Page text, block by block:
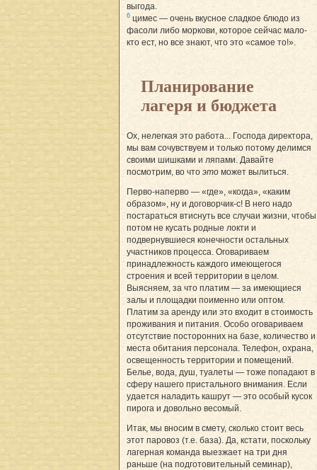
выгода.
6 цимес — очень вкусное сладкое блюдо из
фасоли либо моркови, которое сейчас мало-
кто ест, но все знают, что это «самое то!».
Планирование
лагеря и бюджета
Ох, нелегкая это работа... Господа директора,
мы вам сочувствуем и только потому делимся
своими шишками и ляпами. Давайте
посмотрим, во что это может вылиться.
Перво-наперво — «где», «когда», «каким
образом», ну и договорчик-с! В него надо
постараться втиснуть все случаи жизни, чтобы
потом не кусать родные локти и
подвернувшиеся конечности остальных
участников процесса. Оговариваем
принадлежность каждого имеющегося
строения и всей территории в целом.
Выясняем, за что платим — за имеющиеся
залы и площадки поименно или оптом.
Платим за аренду или это входит в стоимость
проживания и питания. Особо оговариваем
отсутствие посторонних на базе, количество и
места обитания персонала. Телефон, охрана,
освещенность территории и помещений.
Белье, вода, душ, туалеты — тоже попадают в
сферу нашего пристального внимания. Если
удается наладить кашрут — это особый кусок
пирога и довольно весомый.
Итак, мы вносим в смету, сколько стоит весь
этот паровоз (т.е. база). Да, кстати, поскольку
лагерная команда выезжает на три дня
раньше (на подготовительный семинар),